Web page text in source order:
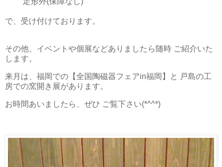
で、受け付けております。
その他、イベントや個展などありましたら随時 ご紹介いた
します。
来月は、福岡での【全国陶磁器フェアin福岡】と 戸島の工
房での窯開き展があります。
お時間あいましたら、ぜひ ご覧下さい(*^^*)